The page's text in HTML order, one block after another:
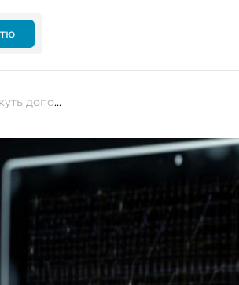
Як ШІ та великі мовні моделі можуть допомогти компаніям із кібербезпеки покращити свої послуги